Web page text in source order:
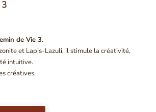
de Vie 3.
et Lapis-Lazuli, il stimule la créativité,
intuitive.
créatives.